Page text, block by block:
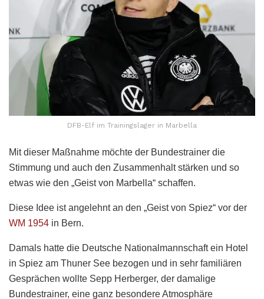
DFB-Elf im Trainingslager in Marbella
Mit dieser Maßnahme möchte der Bundestrainer die
Stimmung und auch den Zusammenhalt stärken und so
etwas wie den „Geist von Marbella“ schaffen.
Diese Idee ist angelehnt an den „Geist von Spiez“ vor der
WM 1954 in Bern.
Damals hatte die Deutsche Nationalmannschaft ein Hotel
in Spiez am Thuner See bezogen und in sehr familiären
Gesprächen wollte Sepp Herberger, der damalige
Bundestrainer, eine ganz besondere Atmosphäre